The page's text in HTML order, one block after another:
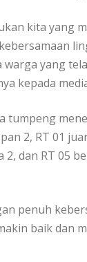
kita yang
yang
kepada
tumpeng
2, RT 01
2, dan RT 05
penuh
baik dan